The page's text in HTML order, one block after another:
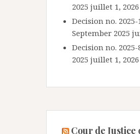
2025 juillet 1, 2026
Decision no. 2025-
September 2025
Decision no. 2025-
2025 juillet 1, 2026
Cour de Justice